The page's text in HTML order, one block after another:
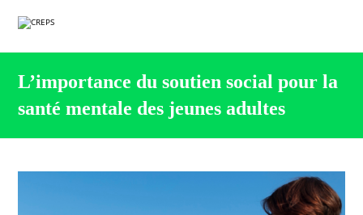
L’importance du soutien social pour la
santé mentale des jeunes adultes